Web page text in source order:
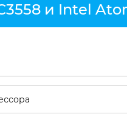
и Intel